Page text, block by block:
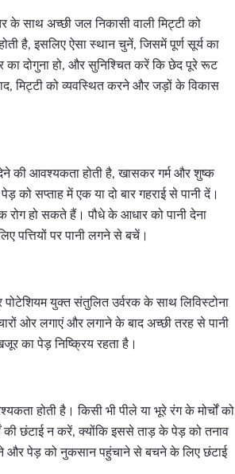
साथ अच्छी जल निकासी वाली मिट्टी को
है, इसलिए ऐसा स्थान चुनें, जिसमें पूर्ण सूर्य का
दोगुना हो, और सुनिश्चित करें कि छेद पूरे रूट
मिट्टी को व्यवस्थित करने और जड़ों के विकास
की आवश्यकता होती है, खासकर गर्म और शुष्क
सप्ताह में एक या दो बार गहराई से पानी दें।
हो सकते हैं। पौधे के आधार को पानी देना
पर पानी लगने से बचें।
युक्त संतुलित उर्वरक के साथ लिविस्टोना
ओर लगाएं और लगाने के बाद अच्छी तरह से पानी
का पेड़ निष्क्रिय रहता है।
होती है। किसी भी पीले या भूरे रंग के मोर्चों को
की छंटाई न करें, क्योंकि इससे ताड़ के पेड़ को तनाव
और पेड़ को नुकसान पहुंचाने से बचने के लिए छंटाई